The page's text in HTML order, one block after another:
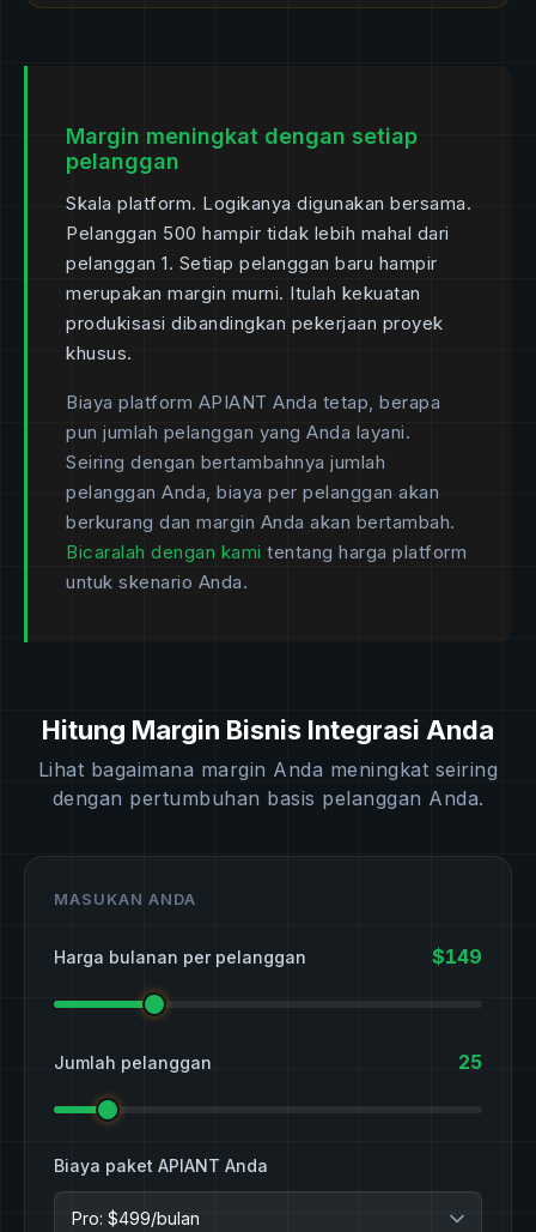
Margin meningkat dengan setiap
pelanggan
Skala platform. Logikanya digunakan bersama.
Pelanggan 500 hampir tidak lebih mahal dari
pelanggan 1. Setiap pelanggan baru hampir
merupakan margin murni. Itulah kekuatan
produkisasi dibandingkan pekerjaan proyek
khusus.
Biaya platform APIANT Anda tetap, berapa
pun jumlah pelanggan yang Anda layani.
Seiring dengan bertambahnya jumlah
pelanggan Anda, biaya per pelanggan akan
berkurang dan margin Anda akan bertambah.
Bicaralah dengan kami tentang harga platform
untuk skenario Anda.
Hitung Margin Bisnis Integrasi Anda
Lihat bagaimana margin Anda meningkat seiring
dengan pertumbuhan basis pelanggan Anda.
MASUKAN ANDA
Harga bulanan per pelanggan $149
Jumlah pelanggan 25
Biaya paket APIANT Anda